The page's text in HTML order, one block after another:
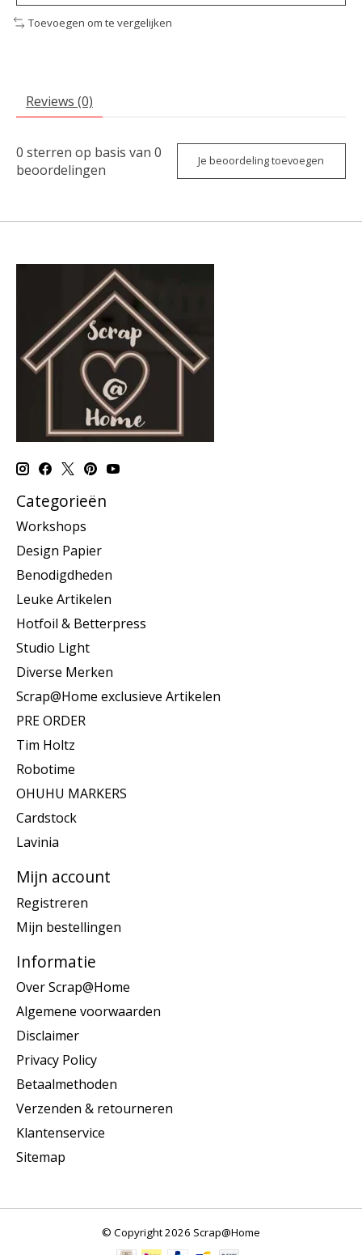
Toevoegen om te vergelijken
Reviews (0)
0 sterren op basis van 0
beoordelingen
Je beoordeling toevoegen
Categorieën
Workshops
Design Papier
Benodigdheden
Leuke Artikelen
Hotfoil & Betterpress
Studio Light
Diverse Merken
Scrap@Home exclusieve Artikelen
PRE ORDER
Tim Holtz
Robotime
OHUHU MARKERS
Cardstock
Lavinia
Mijn account
Registreren
Mijn bestellingen
Informatie
Over Scrap@Home
Algemene voorwaarden
Disclaimer
Privacy Policy
Betaalmethoden
Verzenden & retourneren
Klantenservice
Sitemap
© Copyright 2026 Scrap@Home